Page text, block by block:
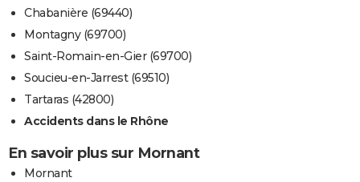
Chabanière (69440)
Montagny (69700)
Saint-Romain-en-Gier (69700)
Soucieu-en-Jarrest (69510)
Tartaras (42800)
Accidents dans le Rhône
En savoir plus sur Mornant
Mornant